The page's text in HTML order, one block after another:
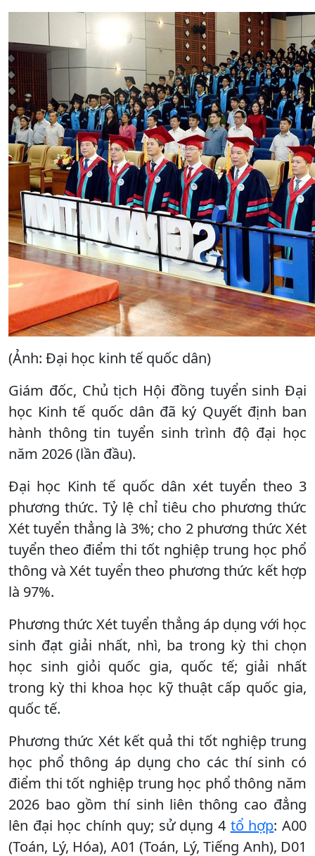
(Ảnh: Đại học kinh tế quốc dân)
Giám đốc, Chủ tịch Hội đồng tuyển sinh Đại
học Kinh tế quốc dân đã ký Quyết định ban
hành thông tin tuyển sinh trình độ đại học
năm 2026 (lần đầu).
Đại học Kinh tế quốc dân xét tuyển theo 3
phương thức. Tỷ lệ chỉ tiêu cho phương thức
Xét tuyển thẳng là 3%; cho 2 phương thức Xét
tuyển theo điểm thi tốt nghiệp trung học phổ
thông và Xét tuyển theo phương thức kết hợp
là 97%.
Phương thức Xét tuyển thẳng áp dụng với học
sinh đạt giải nhất, nhì, ba trong kỳ thi chọn
học sinh giỏi quốc gia, quốc tế; giải nhất
trong kỳ thi khoa học kỹ thuật cấp quốc gia,
quốc tế.
Phương thức Xét kết quả thi tốt nghiệp trung
học phổ thông áp dụng cho các thí sinh có
điểm thi tốt nghiệp trung học phổ thông năm
2026 bao gồm thí sinh liên thông cao đẳng
lên đại học chính quy; sử dụng 4 tổ hợp: A00
(Toán, Lý, Hóa), A01 (Toán, Lý, Tiếng Anh), D01